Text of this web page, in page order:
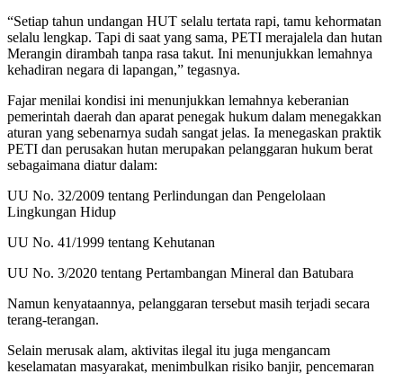
“Setiap tahun undangan HUT selalu tertata rapi, tamu kehormatan
selalu lengkap. Tapi di saat yang sama, PETI merajalela dan hutan
Merangin dirambah tanpa rasa takut. Ini menunjukkan lemahnya
kehadiran negara di lapangan,” tegasnya.
Fajar menilai kondisi ini menunjukkan lemahnya keberanian
pemerintah daerah dan aparat penegak hukum dalam menegakkan
aturan yang sebenarnya sudah sangat jelas. Ia menegaskan praktik
PETI dan perusakan hutan merupakan pelanggaran hukum berat
sebagaimana diatur dalam:
UU No. 32/2009 tentang Perlindungan dan Pengelolaan
Lingkungan Hidup
UU No. 41/1999 tentang Kehutanan
UU No. 3/2020 tentang Pertambangan Mineral dan Batubara
Namun kenyataannya, pelanggaran tersebut masih terjadi secara
terang-terangan.
Selain merusak alam, aktivitas ilegal itu juga mengancam
keselamatan masyarakat, menimbulkan risiko banjir, pencemaran